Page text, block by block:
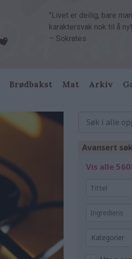
"Livet er deilig, bare
karaktersvak nok til å
– Sokrates
Brødbakst Mat Arkiv
Avansert søk
Vis alle
Kategorier